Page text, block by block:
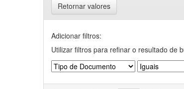
Retornar valores
Adicionar filtros:
Utilizar filtros para refinar o resultado de